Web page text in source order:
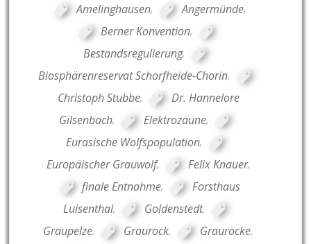
Amelinghausen, Angermünde,
Berner Konvention,
Bestandsregulierung,
Biosphärenreservat Schorfheide-Chorin,
Christoph Stubbe,
Dr. Hannelore
Gilsenbach, Elektrozäune,
Eurasische Wolfspopulation,
Europäischer Grauwolf, Felix Knauer,
finale Entnahme,
Forsthaus
Luisenthal, Goldenstedt,
Graupelze, Graurock, Grauröcke,